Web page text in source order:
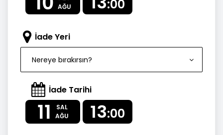
AĞU
:00
İade Yeri
Nereye bırakırsın?
İade Tarihi
11
SAL
AĞU
13:00